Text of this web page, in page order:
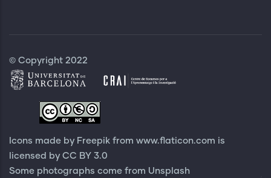
© Copyright 2022
Icons made by Freepik from www.flaticon.com is
licensed by CC BY 3.0
Some photographs come from Unsplash